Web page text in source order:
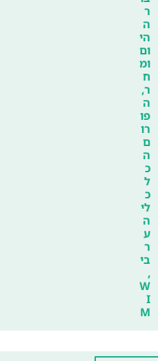
ר
ה
הי
ום
ומ
ח
ר,
ה
פו
רו
ם
ה
כ
ל
כ
לי
ה
ע
ר
בי
,
W
I
M